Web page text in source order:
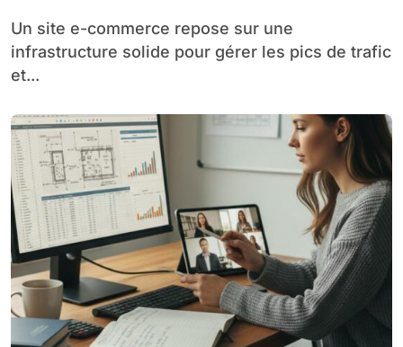
Un site e-commerce repose sur une
infrastructure solide pour gérer les pics de trafic
et...